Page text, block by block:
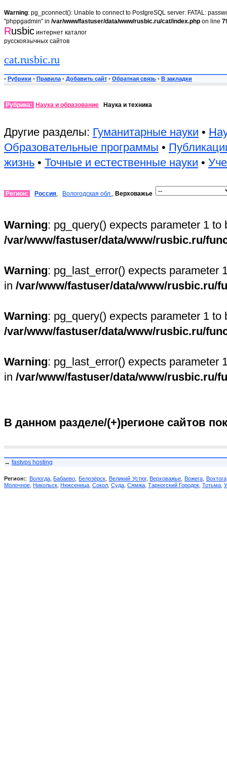
Warning: pg_pconnect(): Unable to connect to PostgreSQL server: FATAL:
"phppgadmin" in /var/www/fastuser/data/www/rusbic.ru/cat/index.php on line
Rusbic интернет каталог
русскоязычных сайтов
cat.rusbic.ru
• Рубрики • Правила • Добавить сайт • Обратная связь • В закладки
Рубрика: Наука и образование Наука и техника
Другие разделы: Гуманитарные науки •
Образовательные программы •
жизнь • Точные и естественные науки •
Регион: Россия, Вологодская обл., Верховажье
Warning: pg_query() expects parameter 1
/var/www/fastuser/data/www/rusbic.ru/
Warning: pg_last_error() expects parameter
in /var/www/fastuser/data/www/rusbic.ru/
Warning: pg_query() expects parameter 1
/var/www/fastuser/data/www/rusbic.ru/
Warning: pg_last_error() expects parameter
in /var/www/fastuser/data/www/rusbic.ru/
В данном разделе/(+)регионе сайтов
→ fastvps hosting
Регион:: Вологда,Бабаево ,Белозёрск Великий Устюг,Верховажье Вожега, Вохтога
Молочное Никольск Нюксеница Сокол Суда Сямжа Тарногский Городок Тотьма